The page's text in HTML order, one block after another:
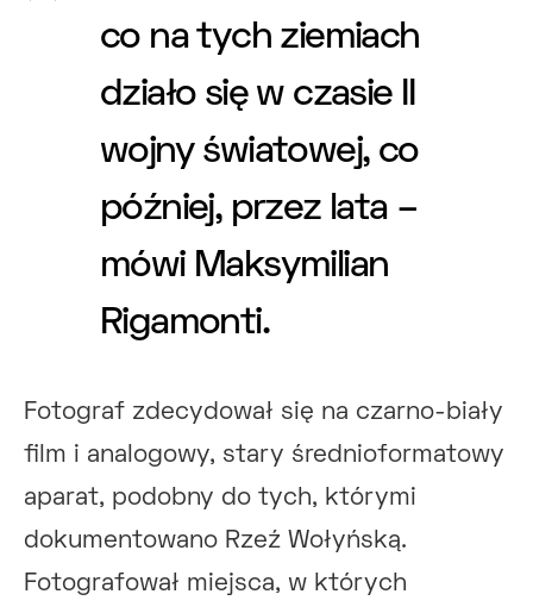
co na tych ziemiach
działo się w czasie II
wojny światowej, co
później, przez lata –
mówi Maksymilian
Rigamonti.
Fotograf zdecydował się na czarno-biały
film i analogowy, stary średnioformatowy
aparat, podobny do tych, którymi
dokumentowano Rzeź Wołyńską.
Fotografował miejsca, w których